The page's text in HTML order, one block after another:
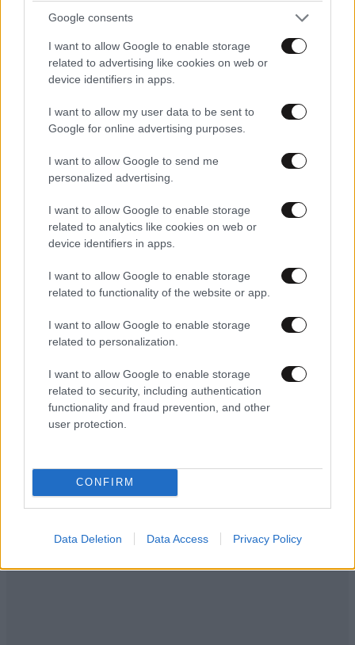
Google consents
I want to allow Google to enable storage
related to advertising like cookies on web or
device identifiers in apps.
I want to allow my user data to be sent to
Google for online advertising purposes.
I want to allow Google to send me
personalized advertising.
I want to allow Google to enable storage
related to analytics like cookies on web or
device identifiers in apps.
I want to allow Google to enable storage
related to functionality of the website or app.
I want to allow Google to enable storage
related to personalization.
I want to allow Google to enable storage
related to security, including authentication
functionality and fraud prevention, and other
user protection.
CONFIRM
Data Deletion Data Access Privacy Policy
TRENDING
LIFESTYLE08·08·2026 19:12
φιλιά με τον Βύρωνα Βασιλειάδη: «Καμία στιγμή
ευτυχίας δεδομένη»